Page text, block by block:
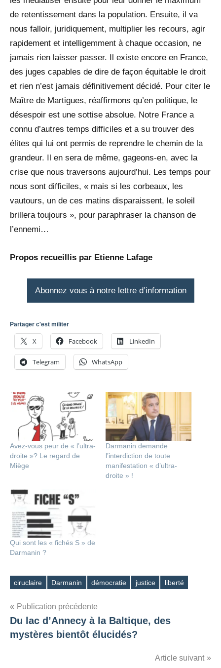
de retentissement dans la population. Ensuite, il va
nous falloir, juridiquement, multiplier les recours, agir
rapidement et intelligemment à chaque occasion, ne
jamais rien laisser passer. Il existe encore en France,
des juges capables de dire de façon équitable le droit
et rien n’est jamais définitivement décidé. Pour citer le
Maître de Martigues, réaffirmons qu’en politique, le
désespoir est une sottise absolue. Notre France a
connu d’autres temps difficiles et a su trouver des
élites qui lui ont permis de reprendre le chemin de la
grandeur. Il en sera de même, gageons-en, avec la
crise que nous traversons aujourd’hui. Les temps pour
nous sont difficiles, « mais si les corbeaux, les
vautours, un de ces matins disparaissent, le soleil
brillera toujours », pour paraphraser la chanson de
l’ennemi…
Propos recueillis par Etienne Lafage
Abonnez vous à notre lettre d’information
Partager c'est militer
X Facebook LinkedIn
Telegram WhatsApp
Avez-vous peur de « l’ultra-
droite »? Le regard de
Miège
Darmanin demande
l’interdiction de toute
manifestation « d’ultra-
droite » !
Qui sont les « fichés S » de
Darmanin ?
Étiquettes
ciruclaire Darmanin démocratie justice liberté
Navigation
de
Publication précédente
Du lac d’Annecy à la Baltique, des
mystères bientôt élucidés?
Article suivant